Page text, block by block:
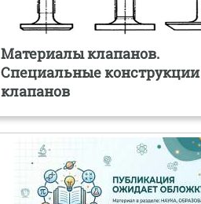
Материалы клапанов.
Специальные конструкции
клапанов